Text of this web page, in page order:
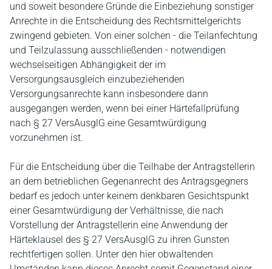
und soweit besondere Gründe die Einbeziehung sonstiger
Anrechte in die Entscheidung des Rechtsmittelgerichts
zwingend gebieten. Von einer solchen - die Teilanfechtung
und Teilzulassung ausschließenden - notwendigen
wechselseitigen Abhängigkeit der im
Versorgungsausgleich einzubeziehenden
Versorgungsanrechte kann insbesondere dann
ausgegangen werden, wenn bei einer Härtefallprüfung
nach § 27 VersAusglG eine Gesamtwürdigung
vorzunehmen ist.
Für die Entscheidung über die Teilhabe der Antragstellerin
an dem betrieblichen Gegenanrecht des Antragsgegners
bedarf es jedoch unter keinem denkbaren Gesichtspunkt
einer Gesamtwürdigung der Verhältnisse, die nach
Vorstellung der Antragstellerin eine Anwendung der
Härteklausel des § 27 VersAusglG zu ihren Gunsten
rechtfertigen sollen. Unter den hier obwaltenden